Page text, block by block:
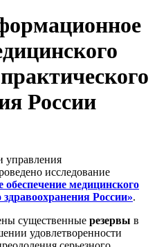
России
управления
исследование
медицинского
России».
существенные резервы в
удовлетворенности